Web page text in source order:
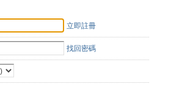
立即註冊
找回密碼